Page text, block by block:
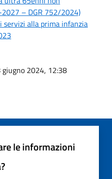
– DGR 752/2024)
servizi alla prima infanzia
giugno 2024, 12:38
le informazioni